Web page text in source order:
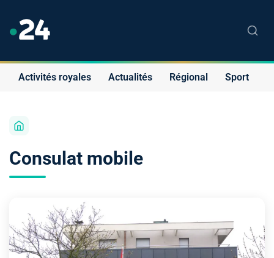
Activités royales Actualités Régional Sport
Consulat mobile